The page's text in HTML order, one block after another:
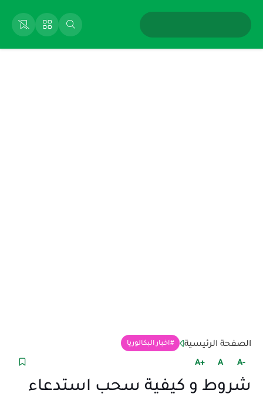
الصفحة الرئيسية اخبار البكالوريا
+A A -A
شروط و كيفية سحب استدعاء